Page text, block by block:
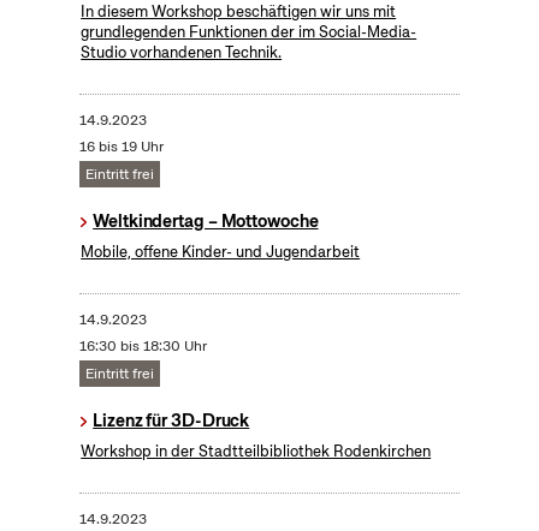
In diesem Workshop beschäftigen wir uns mit
grundlegenden Funktionen der im Social-Media-
Studio vorhandenen Technik.
14.9.2023
16 bis 19 Uhr
Eintritt frei
Weltkindertag – Mottowoche
Mobile, offene Kinder- und Jugendarbeit
14.9.2023
16:30 bis 18:30 Uhr
Eintritt frei
Lizenz für 3D-Druck
Workshop in der Stadtteilbibliothek Rodenkirchen
14.9.2023